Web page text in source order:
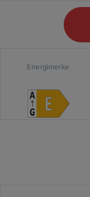
Energimerke